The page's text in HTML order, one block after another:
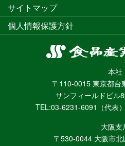
食
産
業
新
聞
社
ニ
本社
〒110-0015 東京都台
サンフィールドビル
TEL:03-6231-6091（代表
大阪支
〒530-0044 大阪市
サイトマップ
個人情報保護方針